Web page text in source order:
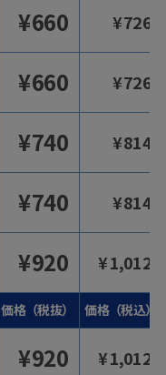
¥660 ¥726
¥660 ¥726
¥740 ¥814
¥740 ¥814
¥920 ¥1,012
価格（税抜） 価格（税込）
¥920 ¥1,012